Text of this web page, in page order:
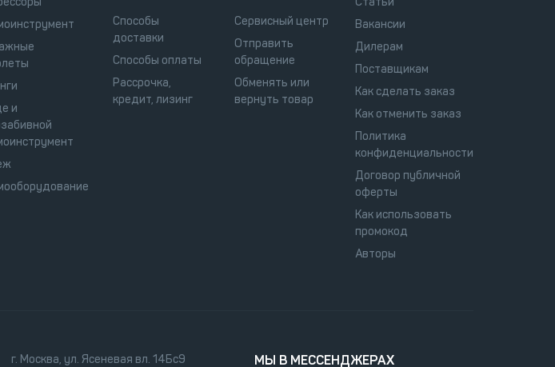
и
Способы
доставки
Способы оплаты
Рассрочка,
кредит, лизинг
Сервисный центр
Отправить
обращение
Обменять или
вернуть товар
Вакансии
Дилерам
Поставщикам
Как сделать заказ
Как отменить заказ
Политика
конфиденциальности
Договор публичной
оферты
Как использовать
промокод
Авторы
г. Москва, ул. Ясеневая вл. 14Бс9 МЫ В МЕССЕНДЖЕРАХ